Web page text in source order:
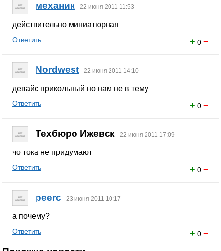
механик 22 июня 2011 11:53
действительно миниатюрная
+ 0 −
Ответить
Nordwest 22 июня 2011 14:10
девайс прикольный но нам не в тему
+ 0 −
Ответить
Техбюро Ижевск 22 июня 2011 17:09
чо тока не придумают
+ 0 −
Ответить
peerc 23 июня 2011 10:17
а почему?
+ 0 −
Ответить